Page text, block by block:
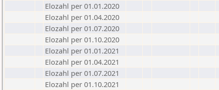
Elozahl per 01.01.2020
Elozahl per 01.04.2020
Elozahl per 01.07.2020
Elozahl per 01.10.2020
Elozahl per 01.01.2021
Elozahl per 01.04.2021
Elozahl per 01.07.2021
Elozahl per 01.10.2021